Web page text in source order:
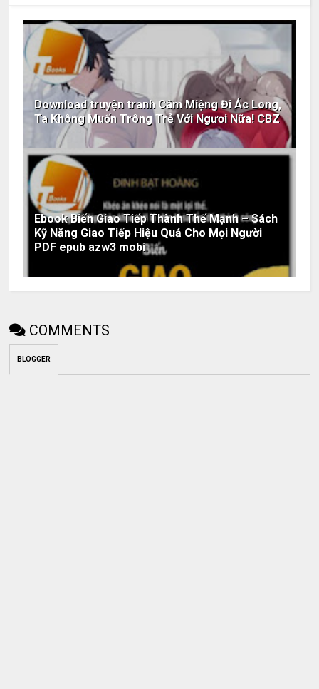
Download truyện tranh Câm Miệng Đi Ác Long,
Ta Không Muốn Trông Trẻ Với Ngươi Nữa! CBZ
Ebook Biến Giao Tiếp Thành Thế Mạnh – Sách
Kỹ Năng Giao Tiếp Hiệu Quả Cho Mọi Người
PDF epub azw3 mobi
COMMENTS
BLOGGER